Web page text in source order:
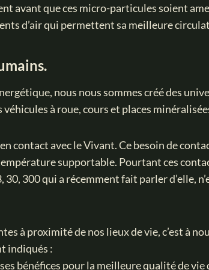
avant que ces micro-particules soient
d’air qui permettent sa meilleure
nous nous sommes créé des
à roue, cours et places
contact avec le Vivant. Ce besoin de
supportable. Pourtant ces
300 qui a récemment fait parler d’elle,
à proximité de nos lieux de vie, c’est à
indiqués :
bénéfices pour la meilleure qualité de vie